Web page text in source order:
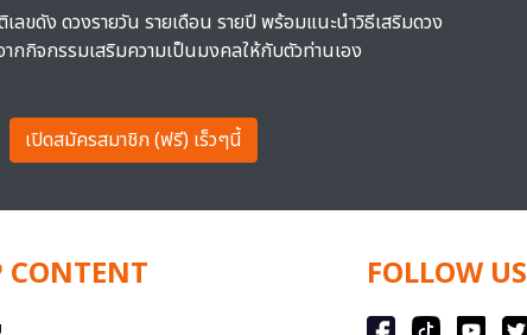
ลขดัง ดวงรายวัน รายเดือน รายปี พร้อมแนะนำวิธีเสริมดวง
กกิจกรรมเสริมความเป็นมงคลให้กับตัวท่านเอง
เปิดสมัครสมาชิก (ฟรี) เร็วๆนี้
CONTENT FOLLOW US